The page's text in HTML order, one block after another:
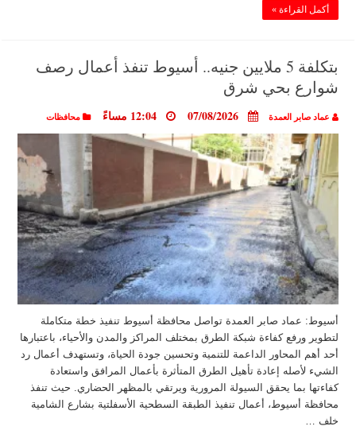
أكمل القراءة »
بتكلفة 5 ملايين جنيه.. أسيوط تنفذ أعمال رصف
شوارع بحي شرق
عماد صابر العمدة 07/08/2026 12:04 مساءً محافظات
أسيوط: عماد صابر العمدة تواصل محافظة أسيوط تنفيذ خطة متكاملة
لتطوير ورفع كفاءة شبكة الطرق بمختلف المراكز والمدن والأحياء، باعتبارها
أحد أهم المحاور الداعمة للتنمية وتحسين جودة الحياة، وتستهدف أعمال رد
الشيء لأصله إعادة تأهيل الطرق المتأثرة بأعمال المرافق واستعادة
كفاءتها بما يحقق السيولة المرورية ويرتقي بالمظهر الحضاري. حيث تنفذ
محافظة أسيوط، أعمال تنفيذ الطبقة السطحية الأسفلتية بشارع الشامية
خلف …